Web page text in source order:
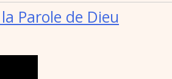
Parole de Dieu